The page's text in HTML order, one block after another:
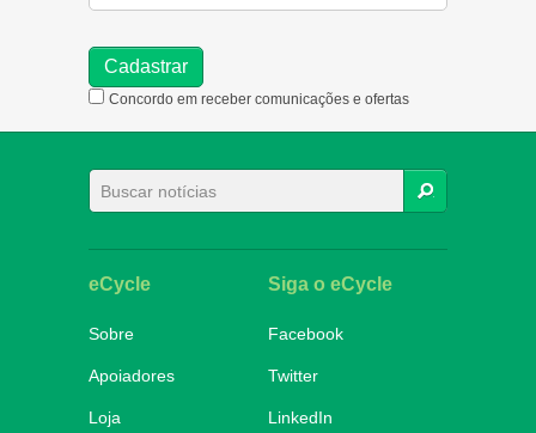
Concordo em receber comunicações e ofertas
eCycle
Sobre
Apoiadores
Loja
Siga o eCycle
Facebook
Twitter
LinkedIn